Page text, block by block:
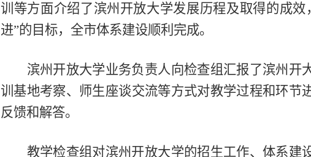
训等方面介绍了滨州开放大学发展历程及取得的成效
进”的目标，全市体系建设顺利完成。
滨州开放大学业务负责人向检查组汇报了滨州开
训基地考察、师生座谈交流等方式对教学过程和环节
反馈和解答。
教学检查组对滨州开放大学的招生工作、体系建